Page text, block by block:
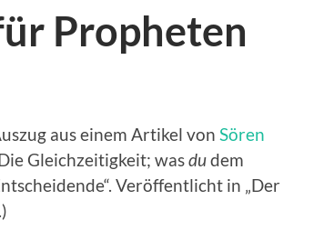
Propheten
aus einem Artikel von Sören
Gleichzeitigkeit; wasdudem
Veröffentlicht in „Der